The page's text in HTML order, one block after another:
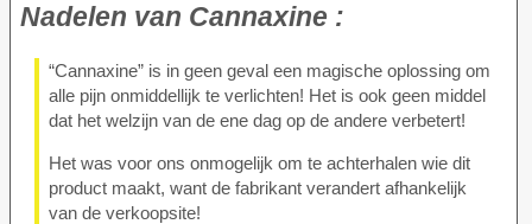
Nadelen van Cannaxine :
“Cannaxine” is in geen geval een magische oplossing om
alle pijn onmiddellijk te verlichten! Het is ook geen middel
dat het welzijn van de ene dag op de andere verbetert!
Het was voor ons onmogelijk om te achterhalen wie dit
product maakt, want de fabrikant verandert afhankelijk
van de verkoopsite!